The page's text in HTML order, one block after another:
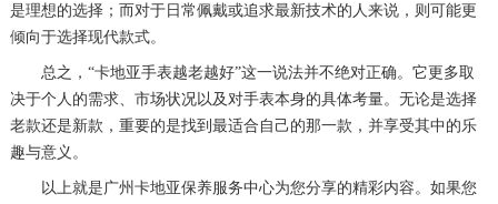
是理想的选择；而对于日常佩戴或追求最新技术的人来说，则可能更
倾向于选择现代款式。
总之，“卡地亚手表越老越好”这一说法并不绝对正确。它更多取
决于个人的需求、市场状况以及对手表本身的具体考量。无论是选择
老款还是新款，重要的是找到最适合自己的那一款，并享受其中的乐
趣与意义。
以上就是 广州卡地亚保养服务中心为您分享的精彩内容。如果您